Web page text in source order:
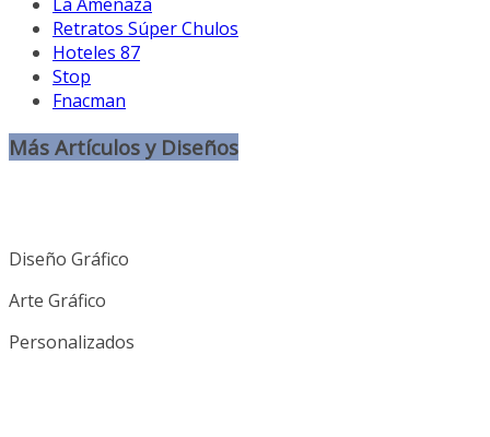
Retratos Súper Chulos
Hoteles 87
Stop
Fnacman
Más Artículos y Diseños
Diseño Gráfico
Arte Gráfico
Personalizados